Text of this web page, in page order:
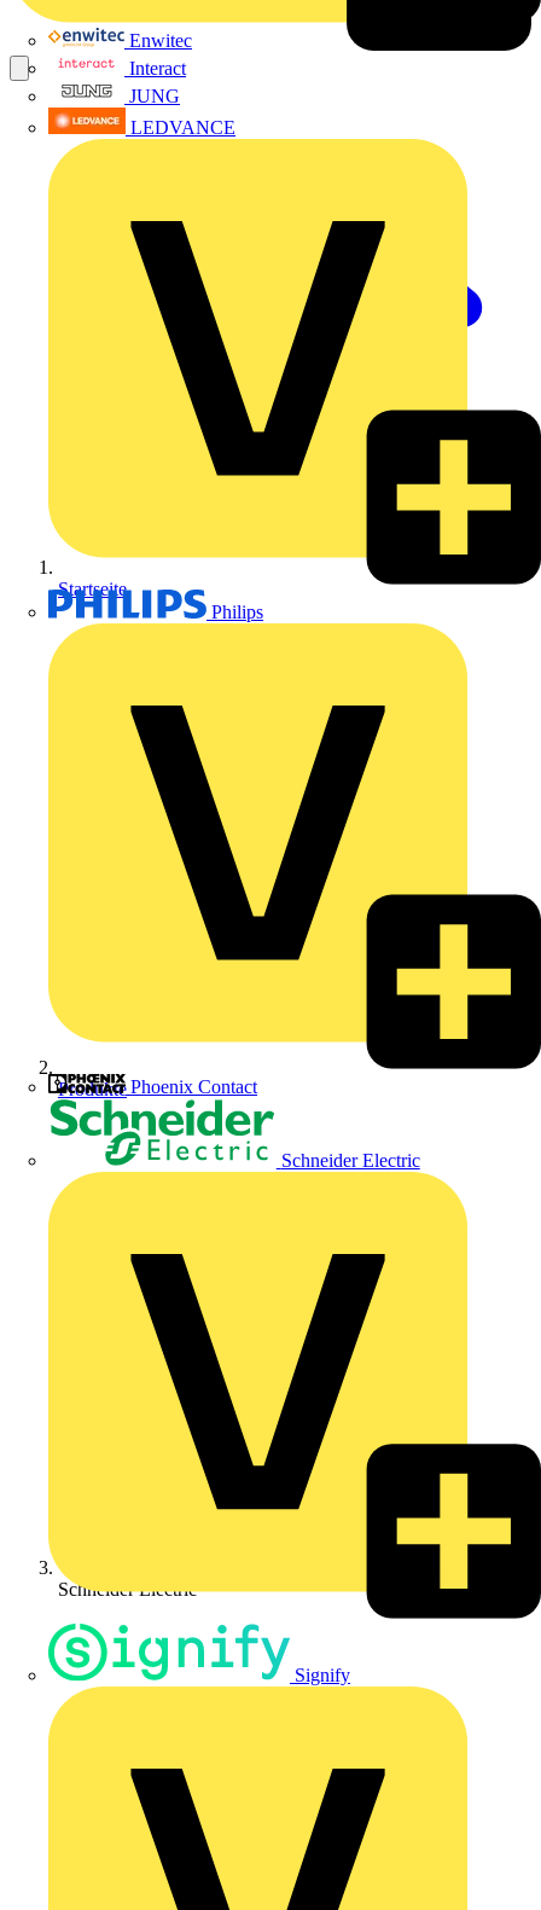
Enwitec
Interact
JUNG
LEDVANCE
Philips
Phoenix Contact
Schneider Electric
Signify
Startseite
Produkte
Schneider Electric